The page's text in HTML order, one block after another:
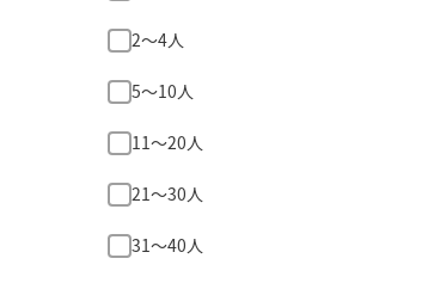
2〜4人
5〜10人
11〜20人
21〜30人
31〜40人